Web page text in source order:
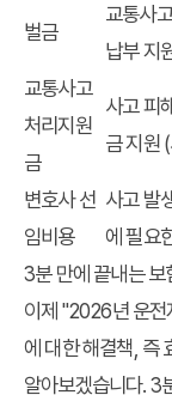
벌금
교통사
납부 지
교통사고
처리지원
금
사고 피
금 지원
변호사 선
임비용
사고 발
에 필요
3분 만에 끝내는 보
이제 "2026년 운전
에 대한 해결책, 즉
알아보겠습니다. 3